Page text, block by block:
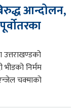
आन्दोलन,
निर्मम
चक्माको